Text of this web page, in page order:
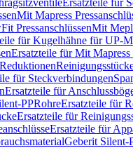
Ersatzteile für
Mit Mapress
PressanschlüssenMit
für Kugelhähne für UP-
Ersatzteile für Mit Mapress
Reduktionen
für Steckverbindungen
Ersatzteile für
PPRohreErsatzteile für
Ersatzteile für
Ersatzteile für
Geberit Silent-